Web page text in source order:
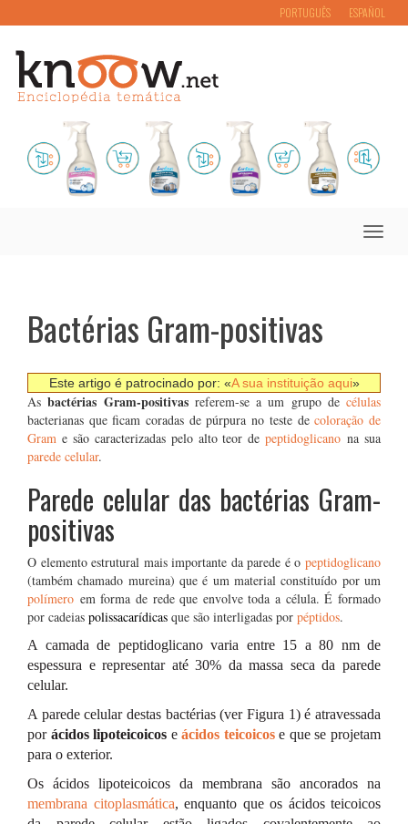
PORTUGUÊS ESPAÑOL
Toggle
Bactérias Gram-positivas
Este artigo é patrocinado por: «A sua instituição aqui»
Asbactérias Gram-positivasreferem-se a um grupo de células
bacterianas que ficam coradas de púrpura no teste decoloração de
Gram e são caracterizadas pelo alto teor depeptidoglicano na sua
parede celular.
Parede celular das bactérias Gram-
positivas
O elemento estrutural mais importante da parede é o peptidoglicano
(também chamado mureina) que é um material constituído por um
polímero em forma de rede que envolve toda a célula. É formado
por cadeias polissacarídicas que são interligadas por péptidos.
A camada de peptidoglicano varia entre 15 a 80 nm de
espessura e representar até 30% da massa seca da parede
celular.
A parede celular destas bactérias (ver Figura 1) é atravessada
por ácidos lipoteicoicos eácidos teicoicose que se projetam
para o exterior.
Os ácidos lipoteicoicos da membrana são ancorados na
membrana citoplasmática, enquanto que os ácidos teicoicos